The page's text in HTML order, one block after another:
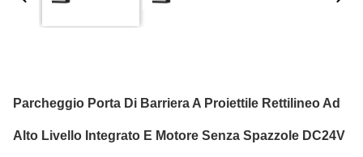
Parcheggio Porta Di Barriera A Proiettile Rettilineo Ad
Alto Livello Integrato E Motore Senza Spazzole DC24V